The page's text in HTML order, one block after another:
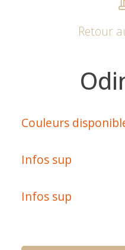
Retour
Couleurs
Infos sup
Infos sup